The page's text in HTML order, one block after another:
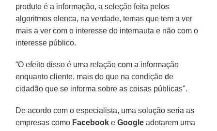
produto é a informação, a seleção feita pelos
algoritmos elenca, na verdade, temas que tem a ver
mais a ver com o interesse do internauta e não com o
interesse público.
“O efeito disso é uma relação com a informação
enquanto cliente, mais do que na condição de
cidadão que se informa sobre as coisas públicas".
De acordo com o especialista, uma solução seria as
empresas como Facebook eGoogle adotarem uma